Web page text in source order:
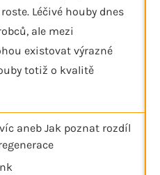
Léčivé houby dnes
ale mezi
existovat výrazné
totiž o kvalitě
aneb Jak poznat rozdíl